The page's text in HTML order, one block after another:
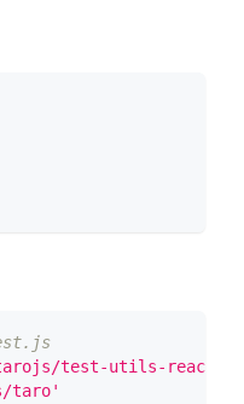
test-utils-react'
taro'